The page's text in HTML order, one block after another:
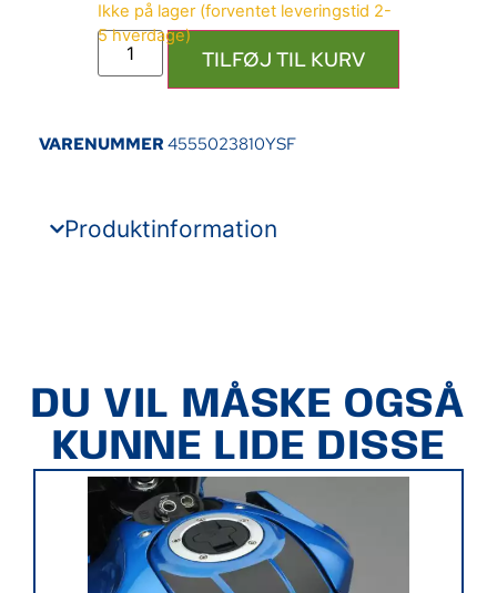
TILFØJ TIL KURV
VARENUMMER 4555023810YSF
Produktinformation
DU VIL MÅSKE OGSÅ
KUNNE LIDE DISSE